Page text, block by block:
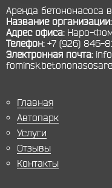
Аренда бетононасоса
Название организации:
Адрес офиса: Наро-
Телефон: +7 (926) 846-
Электронная почта:
Главная
Автопарк
Услуги
Отзывы
Контакты